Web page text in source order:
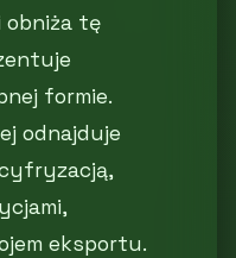
obniża tę
formie.
odnajduje
eksportu.